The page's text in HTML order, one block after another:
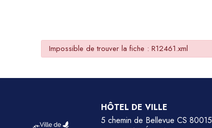
Impossible de trouver la fiche : R12461.xml
HÔTEL DE VILLE
5 chemin de Bellevue CS 80015